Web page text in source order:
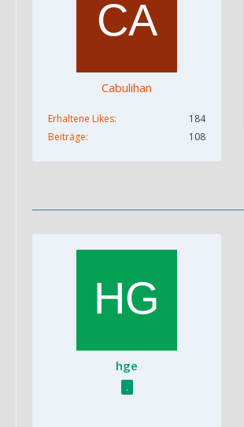
Cabulihan
Erhaltene Likes
184
Beiträge
108
hge
.